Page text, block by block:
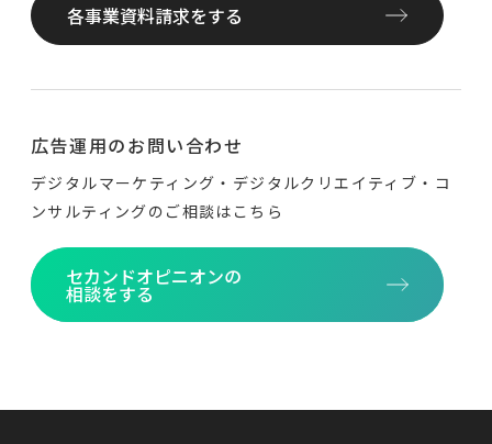
各事業資料請求をする
広告運用のお問い合わせ
デジタルマーケティング・デジタルクリエイティブ・ コ
ンサルティングのご相談はこちら
セカンドオピニオンの
相談をする